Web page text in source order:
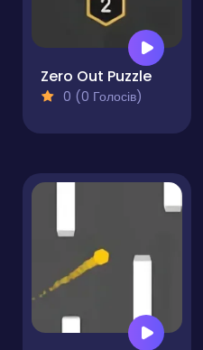
Zero Out Puzzle
0 (0 Голосів)